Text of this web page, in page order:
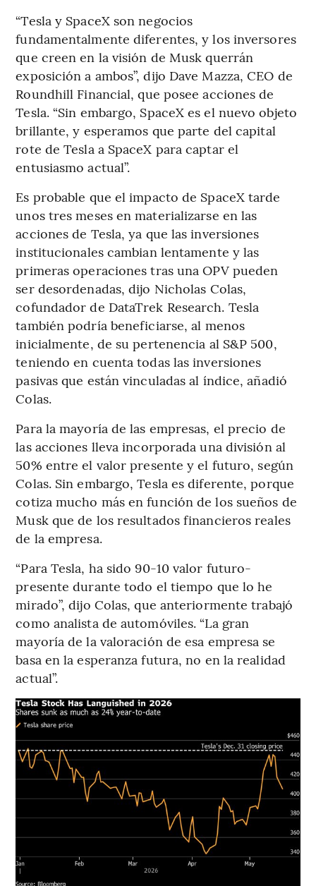
“Tesla y SpaceX son negocios
fundamentalmente diferentes, y los inversores
que creen en la visión de Musk querrán
exposición a ambos”, dijo Dave Mazza, CEO de
Roundhill Financial, que posee acciones de
Tesla. “Sin embargo, SpaceX es el nuevo objeto
brillante, y esperamos que parte del capital
rote de Tesla a SpaceX para captar el
entusiasmo actual”.
Es probable que el impacto de SpaceX tarde
unos tres meses en materializarse en las
acciones de Tesla, ya que las inversiones
institucionales cambian lentamente y las
primeras operaciones tras una OPV pueden
ser desordenadas, dijo Nicholas Colas,
cofundador de DataTrek Research. Tesla
también podría beneficiarse, al menos
inicialmente, de su pertenencia al S&P 500,
teniendo en cuenta todas las inversiones
pasivas que están vinculadas al índice, añadió
Colas.
Para la mayoría de las empresas, el precio de
las acciones lleva incorporada una división al
50% entre el valor presente y el futuro, según
Colas. Sin embargo, Tesla es diferente, porque
cotiza mucho más en función de los sueños de
Musk que de los resultados financieros reales
de la empresa.
“Para Tesla, ha sido 90-10 valor futuro-
presente durante todo el tiempo que lo he
mirado”, dijo Colas, que anteriormente trabajó
como analista de automóviles. “La gran
mayoría de la valoración de esa empresa se
basa en la esperanza futura, no en la realidad
actual”.